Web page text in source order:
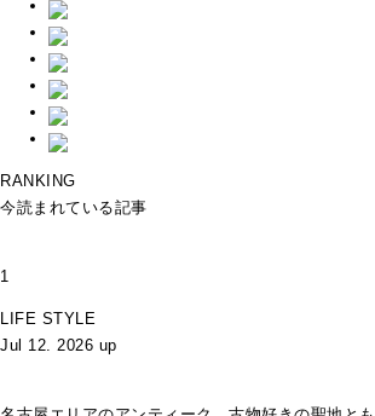
RANKING
今読まれている記事
1
LIFE STYLE
Jul 12. 2026 up